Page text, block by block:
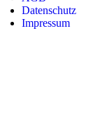
Datenschutz
Impressum